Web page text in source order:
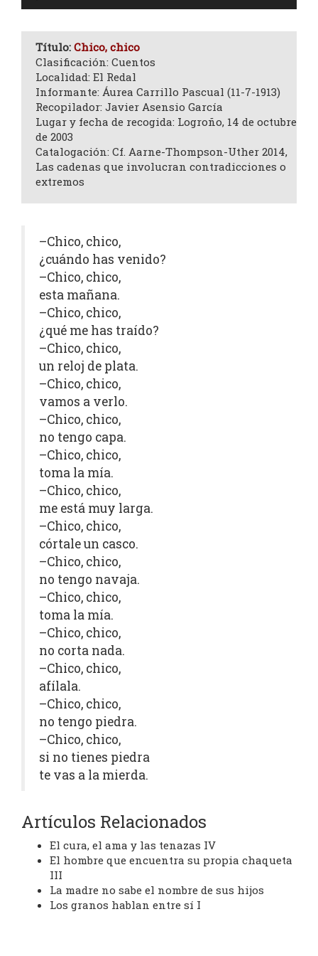
Título: Chico, chico
Clasificación: Cuentos
Localidad: El Redal
Informante: Áurea Carrillo Pascual (11-7-1913)
Recopilador: Javier Asensio García
Lugar y fecha de recogida: Logroño, 14 de octubre
de 2003
Catalogación: Cf. Aarne-Thompson-Uther 2014,
Las cadenas que involucran contradicciones o
extremos
–Chico, chico,
¿cuándo has venido?
–Chico, chico,
esta mañana.
–Chico, chico,
¿qué me has traído?
–Chico, chico,
un reloj de plata.
–Chico, chico,
vamos a verlo.
–Chico, chico,
no tengo capa.
–Chico, chico,
toma la mía.
–Chico, chico,
me está muy larga.
–Chico, chico,
córtale un casco.
–Chico, chico,
no tengo navaja.
–Chico, chico,
toma la mía.
–Chico, chico,
no corta nada.
–Chico, chico,
afílala.
–Chico, chico,
no tengo piedra.
–Chico, chico,
si no tienes piedra
te vas a la mierda.
Artículos Relacionados
El cura, el ama y las tenazas IV
El hombre que encuentra su propia chaqueta
III
La madre no sabe el nombre de sus hijos
Los granos hablan entre sí I